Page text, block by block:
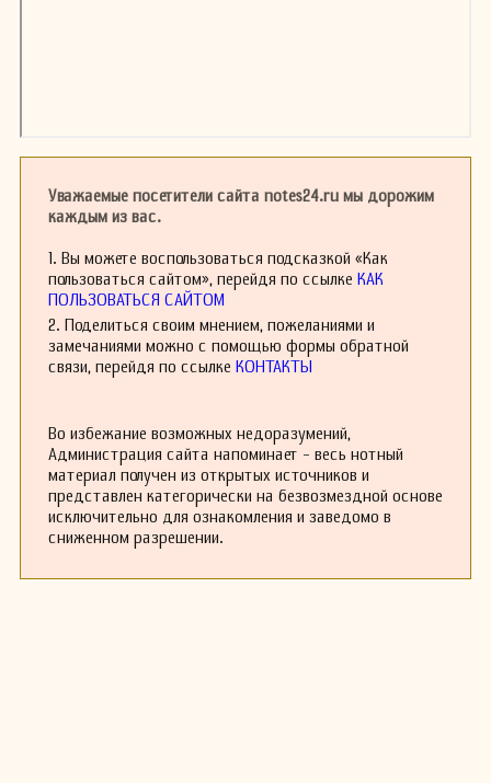
Уважаемые посетители сайта notes24.ru мы дорожим
каждым из вас.
1. Вы можете воспользоваться подсказкой «Как
пользоваться сайтом», перейдя по ссылке КАК
ПОЛЬЗОВАТЬСЯ САЙТОМ
2. Поделиться своим мнением, пожеланиями и
замечаниями можно с помощью формы обратной
связи, перейдя по ссылке КОНТАКТЫ
Во избежание возможных недоразумений,
Администрация сайта напоминает - весь нотный
материал получен из открытых источников и
представлен категорически на безвозмездной основе
исключительно для ознакомления и заведомо в
сниженном разрешении.